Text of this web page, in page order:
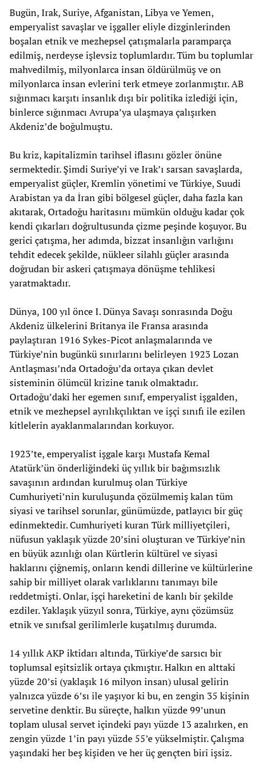
Bugün, Irak, Suriye, Afganistan, Libya ve Yemen,
emperyalist savaşlar ve işgaller eliyle dizginlerinden
boşalan etnik ve mezhepsel çatışmalarla paramparça
edilmiş, nerdeyse işlevsiz toplumlardır. Tüm bu toplumlar
mahvedilmiş, milyonlarca insan öldürülmüş ve on
milyonlarca insan evlerini terk etmeye zorlanmıştır. AB
sığınmacı karşıtı insanlık dışı bir politika izlediği için,
binlerce sığınmacı Avrupa’ya ulaşmaya çalışırken
Akdeniz’de boğulmuştu.
Bu kriz, kapitalizmin tarihsel iflasını gözler önüne
sermektedir. Şimdi Suriye’yi ve Irak’ı sarsan savaşlarda,
emperyalist güçler, Kremlin yönetimi ve Türkiye, Suudi
Arabistan ya da İran gibi bölgesel güçler, daha fazla kan
akıtarak, Ortadoğu haritasını mümkün olduğu kadar çok
kendi çıkarları doğrultusunda çizme peşinde koşuyor. Bu
gerici çatışma, her adımda, bizzat insanlığın varlığını
tehdit edecek şekilde, nükleer silahlı güçler arasında
doğrudan bir askeri çatışmaya dönüşme tehlikesi
yaratmaktadır.
Dünya, 100 yıl önce I. Dünya Savaşı sonrasında Doğu
Akdeniz ülkelerini Britanya ile Fransa arasında
paylaştıran 1916 Sykes-Picot anlaşmalarında ve
Türkiye’nin bugünkü sınırlarını belirleyen 1923 Lozan
Antlaşması’nda Ortadoğu’da ortaya çıkan devlet
sisteminin ölümcül krizine tanık olmaktadır.
Ortadoğu’daki her egemen sınıf, emperyalist işgalden,
etnik ve mezhepsel ayrılıkçılıktan ve işçi sınıfı ile ezilen
kitlelerin ayaklanmalarından korkuyor.
1923’te, emperyalist işgale karşı Mustafa Kemal
Atatürk’ün önderliğindeki üç yıllık bir bağımsızlık
savaşının ardından kurulmuş olan Türkiye
Cumhuriyeti’nin kuruluşunda çözülmemiş kalan tüm
siyasi ve tarihsel sorunlar, günümüzde, patlayıcı bir güç
edinmektedir. Cumhuriyeti kuran Türk milliyetçileri,
nüfusun yaklaşık yüzde 20’sini oluşturan ve Türkiye’nin
en büyük azınlığı olan Kürtlerin kültürel ve siyasi
haklarını çiğnemiş, onların kendi dillerine ve kültürlerine
sahip bir milliyet olarak varlıklarını tanımayı bile
reddetmişti. Onlar, işçi hareketini de kanlı bir şekilde
ezdiler. Yaklaşık yüzyıl sonra, Türkiye, aynı çözümsüz
etnik ve sınıfsal gerilimlerle kuşatılmış durumda.
14 yıllık AKP iktidarı altında, Türkiye’de sarsıcı bir
toplumsal eşitsizlik ortaya çıkmıştır. Halkın en alttaki
yüzde 20’si (yaklaşık 16 milyon insan) ulusal gelirin
yalnızca yüzde 6’sı ile yaşıyor ki bu, en zengin 35 kişinin
servetine denktir. Bu süreçte, halkın yüzde 99’unun
toplam ulusal servet içindeki payı yüzde 13 azalırken, en
zengin yüzde 1’in payı yüzde 55’e yükselmiştir. Çalışma
yaşındaki her beş kişiden ve her üç gençten biri işsiz.